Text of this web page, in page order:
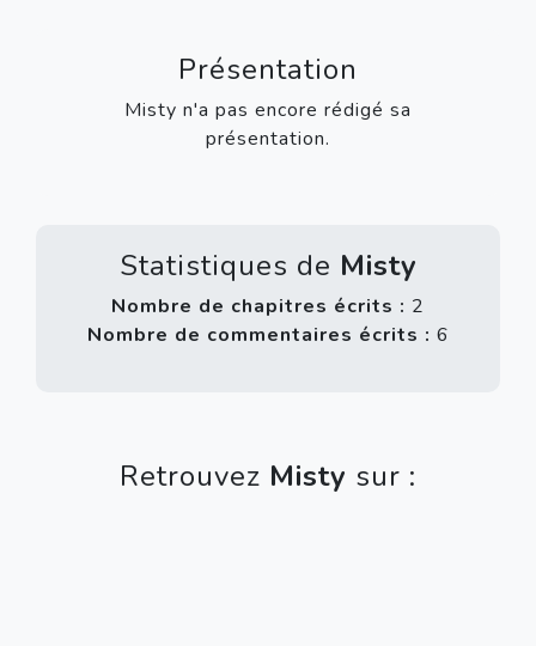
Présentation
Misty n'a pas encore rédigé sa
présentation.
Statistiques de Misty
Nombre de chapitres écrits : 2
Nombre de commentaires écrits : 6
Retrouvez Misty sur :